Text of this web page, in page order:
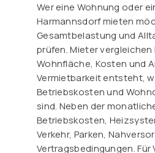
Wer eine Wohnung oder
Harmannsdorf mieten
Gesamtbelastung und
prüfen. Mieter vergleichen
Wohnfläche, Kosten und
Vermietbarkeit entsteht,
Betriebskosten und
sind. Neben der
Betriebskosten,
Verkehr, Parken,
Vertragsbedingungen. Für